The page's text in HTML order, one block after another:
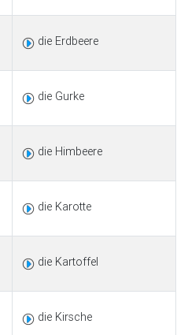
die Erdbeere
die Gurke
die Himbeere
die Karotte
die Kartoffel
die Kirsche